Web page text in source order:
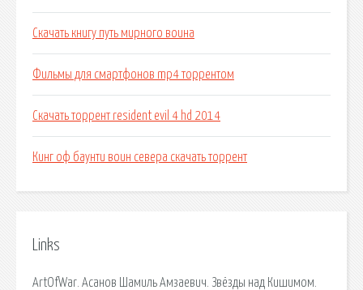
Скачать книгу путь мирного воина
Фильмы для смартфонов mp4 торрентом
Скачать торрент resident evil 4 hd 2014
Кинг оф баунти воин севера скачать торрент
Links
ArtOfWar. Асанов Шамиль Амзаевич. Звёзды над Кишимом.